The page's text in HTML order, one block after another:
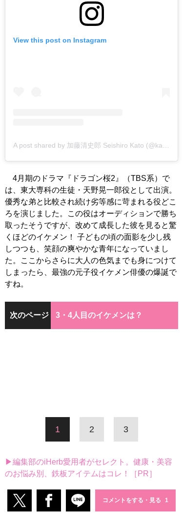
View this post on Instagram
4月期のドラマ『ドラゴン桜2』（TBS系）で
は、東大専科の生徒・天野晃一郎役として出演。
優秀な弟と比較され続け劣等感に苛まれる役どこ
ろを演じました。この役はオーディションで勝ち
取ったそうですが、改めて成長した彼を見ると驚
くほどのイケメン！ 子どもの頃の面影を少し残
しつつも、笑顔の爽やかな青年になっていまし
た。ここからさらに大人の色気までも身につけて
しまったら、最強の元子役イケメン俳優の爆誕で
すね。
次のページ 3・4人目のイケメンは？
1 2 3
▶編集部のiHerb愛用者がセレクト。健康・美容
のお悩み別、鉄板アイテムはコレ！［PR］
コメントをする・見る